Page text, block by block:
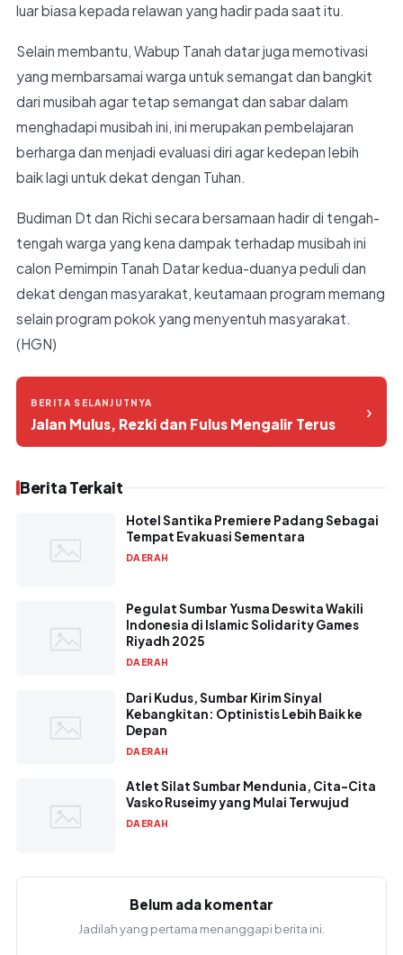
luar biasa kepada relawan yang hadir pada saat itu.
Selain membantu, Wabup Tanah datar juga memotivasi
yang membarsamai warga untuk semangat dan bangkit
dari musibah agar tetap semangat dan sabar dalam
menghadapi musibah ini, ini merupakan pembelajaran
berharga dan menjadi evaluasi diri agar kedepan lebih
baik lagi untuk dekat dengan Tuhan.
Budiman Dt dan Richi secara bersamaan hadir di tengah-
tengah warga yang kena dampak terhadap musibah ini
calon Pemimpin Tanah Datar kedua-duanya peduli dan
dekat dengan masyarakat, keutamaan program memang
selain program pokok yang menyentuh masyarakat.
(HGN)
BERITA SELANJUTNYA
Jalan Mulus, Rezki dan Fulus Mengalir Terus ›
Berita Terkait
Hotel Santika Premiere Padang Sebagai
Tempat Evakuasi Sementara
DAERAH
Pegulat Sumbar Yusma Deswita Wakili
Indonesia di Islamic Solidarity Games
Riyadh 2025
DAERAH
Dari Kudus, Sumbar Kirim Sinyal
Kebangkitan: Optinistis Lebih Baik ke
Depan
DAERAH
Atlet Silat Sumbar Mendunia, Cita-Cita
Vasko Ruseimy yang Mulai Terwujud
DAERAH
Belum ada komentar
Jadilah yang pertama menanggapi berita ini.